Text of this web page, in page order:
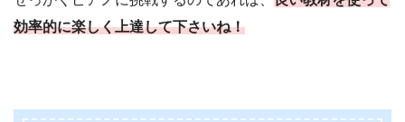
効率的に楽しく上達して下さいね！